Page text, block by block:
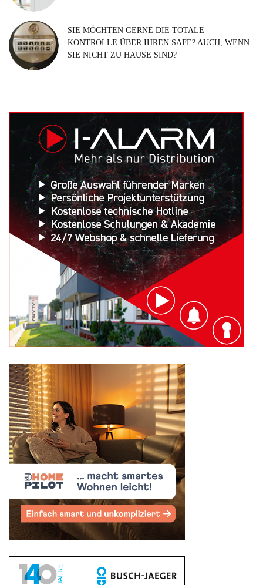
SIE MÖCHTEN GERNE DIE TOTALE
KONTROLLE ÜBER IHREN SAFE? AUCH, WENN
SIE NICHT ZU HAUSE SIND?